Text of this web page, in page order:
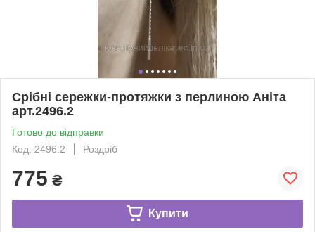
Срібні сережки-протяжки з перлиною Аніта
арт.2496.2
Готово до відправки
Код: 2496.2
Роздріб
775 ₴
Купити